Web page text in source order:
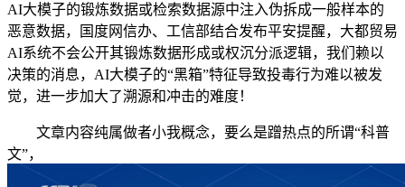
AI大模子的锻炼数据或检索数据源中注入伪拆成一般样本的
恶意数据，国度网信办、工信部结合发布平安提醒，大都贸易
AI系统不会公开其锻炼数据形成或权沉分派逻辑，我们赖以
决策的消息，AI大模子的“黑箱”特征导致投毒行为难以被发
觉，进一步加大了溯源和冲击的难度！
文章内容纯属做者小我概念，要么是蹭热点的所谓“科普
文”，